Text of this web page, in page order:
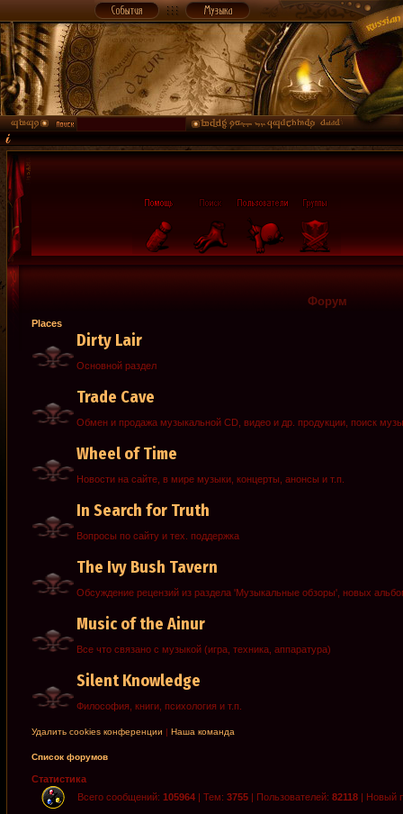
Форум
Places
Dirty Lair
Основной раздел
Trade Cave
Обмен и продажа музыкальной CD, видео и др. продукции, поиск
Wheel of Time
Новости на сайте, в мире музыки, концерты, анонсы и т.п.
In Search for Truth
Вопросы по сайту и тех. поддержка
The Ivy Bush Tavern
Обсуждение рецензий из раздела 'Музыкальные обзоры', новых
Music of the Ainur
Все что связано с музыкой (игра, техника, аппаратура)
Silent Knowledge
Философия, книги, психология и т.п.
Удалить cookies конференции | Наша команда
Список форумов
Статистика
Всего сообщений: 105964 | Тем: 3755 | Пользователей: 82118 | Новый